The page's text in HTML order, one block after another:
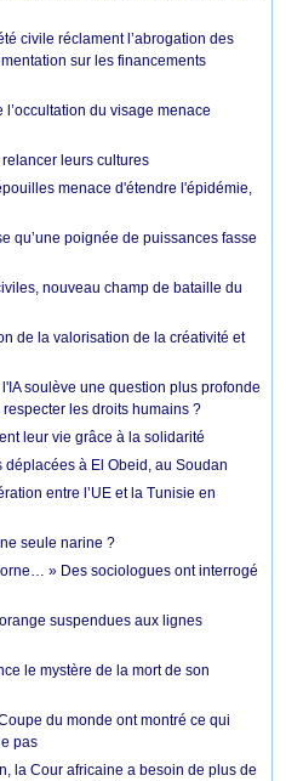
civile réclament l’abrogation des
sur les financements
l’occultation du visage menace
leurs cultures
menace d'étendre l'épidémie,
qu’une poignée de puissances fasse
nouveau champ de bataille du
de la valorisation de la créativité et
soulève une question plus profonde
les droits humains ?
leur vie grâce à la solidarité
déplacées à El Obeid, au Soudan
entre l’UE et la Tunisie en
seule narine ?
» Des sociologues ont interrogé
suspendues aux lignes
le mystère de la mort de son
du monde ont montré ce qui
pas
la Cour africaine a besoin de plus de